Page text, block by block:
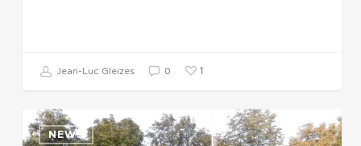
Jean-Luc Gleizes 0 1
NEWS